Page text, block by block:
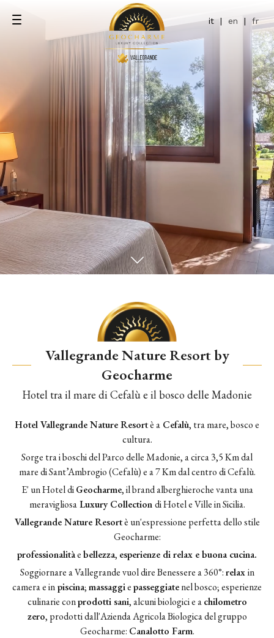
it | en | fr
Terrace
Vallegrande Nature Resort by
Geocharme
Hotel tra il mare di Cefalù e il bosco delle Madonie
Hotel Vallegrande Nature Resortè a Cefalù, tra mare, bosco e
cultura.
Sorge tra i boschi del Parco delle Madonie, a circa 3,5 Km dal
mare di Sant’Ambrogio (Cefalù) e a 7 Km dal centro di Cefalù.
E' un Hotel diGeocharme, il brand alberghieroche vanta una
meravigliosaLuxury Collectiondi Hotel e Ville in Sicilia.
Vallegrande Nature Resortè un'espressione perfetta dello stile
Geocharme:
professionalitàebellezza, esperienze di relax e buona cucina.
Soggiornare a Vallegrande vuol dire Benessere a360°:relaxin
camera e inpiscina;massaggiepasseggiatenel bosco; esperienze
culinarie conprodotti sani, alcuni biologici e a chilometro
zero, prodotti dall'Azienda Agricola Biologica del gruppo
Geocharme: Canalotto Farm.